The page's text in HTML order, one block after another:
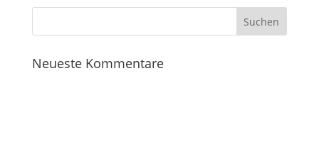
Neueste Kommentare